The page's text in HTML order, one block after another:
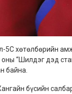
5С хөтөлбөрийн
“Шилдэг дэд
байна.
бүсийн